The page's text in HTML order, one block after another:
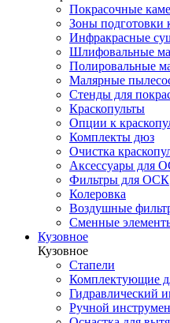
Покрасочные
Зоны подготовки
Инфракрасные
Шлифовальные
Полировальные
Малярные
Стенды для
Краскопульты
Опции к
Комплекты дюз
Очистка
Аксессуары для
Фильтры для ОСК
Колеровка
Воздушные
Сменные
Кузовное
Кузовное
Стапели
Комплектующие
Гидравлический
Ручной